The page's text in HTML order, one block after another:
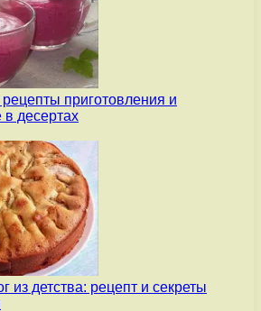
приготовления и
в десертах
из детства: рецепт и секреты